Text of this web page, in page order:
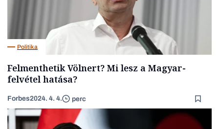
Zöld
Politika
Felmenthetik Völnert? Mi lesz a Magyar-
felvétel hatása?
Forbes2024. 4. 4. perc